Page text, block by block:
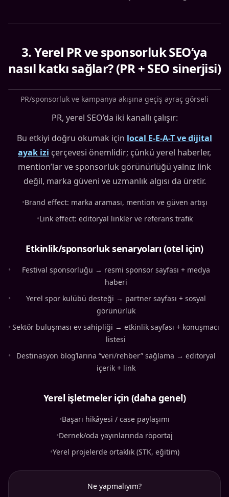
3.Yerel PR ve sponsorluk SEO’ya
nasıl katkı sağlar? (PR + SEO sinerjisi)
PR/sponsorluk ve kampanya akışına geçiş ayraç görseli
PR, yerel SEO’da iki kanallı çalışır:
Bu etkiyi doğru okumak için local E-E-A-T ve dijital
ayak izi çerçevesi önemlidir; çünkü yerel haberler,
mention’lar ve sponsorluk görünürlüğü yalnız link
değil, marka güveni ve uzmanlık algısı da üretir.
•Brand effect: marka araması, mention ve güven artışı
•Link effect: editoryal linkler ve referans trafik
Etkinlik/sponsorluk senaryoları (otel için)
•
Festival sponsorluğu → resmi sponsor sayfası + medya
haberi
•
Yerel spor kulübü desteği → partner sayfası + sosyal
görünürlük
• Sektör buluşması ev sahipliği → etkinlik sayfası + konuşmacı
listesi
•
Destinasyon blog’larına “veri/rehber” sağlama → editoryal
içerik + link
Yerel işletmeler için (daha genel)
•Başarı hikâyesi / case paylaşımı
•Dernek/oda yayınlarında röportaj
•Yerel projelerde ortaklık (STK, eğitim)
Ne yapmalıyım?